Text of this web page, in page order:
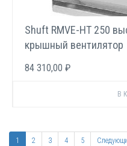
Shuft RMVE-HT 250
крышный вентилятор
84 310,00 ₽
Нумерация
страниц
Текущая
1 Page
2 Page
3 Page
4 Page
5